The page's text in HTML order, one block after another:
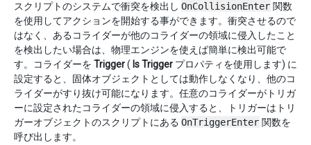
スクリプトのシステムで衝突を検出し OnCollisionEnter 関数
を使用してアクションを開始する事ができます。衝突させるので
はなく、あるコライダーが他のコライダーの領域に侵入したこと
を検出したい場合は、物理エンジンを使えば簡単に検出可能で
す。コライダーを Trigger( Is Trigger プロパティを使用します) に
設定すると、固体オブジェクトとしては動作しなくなり、他のコ
ライダーがすり抜け可能になります。任意のコライダーがトリガ
ーに設定されたコライダーの領域に侵入すると、トリガーはトリ
ガーオブジェクトのスクリプトにある OnTriggerEnter 関数を
呼び出します。